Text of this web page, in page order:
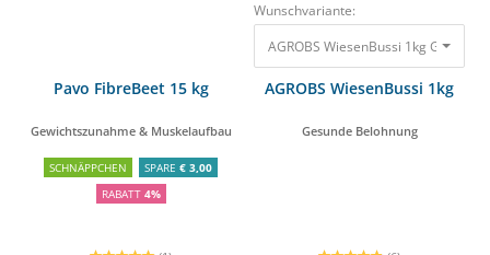
Pavo FibreBeet 15 kg
Gewichtszunahme & Muskelaufbau
SCHNÄPPCHEN SPARE € 3,00
RABATT 4%
Wunschvariante:
AGROBS WiesenBussi 1kg
AGROBS WiesenBussi 1kg
Gesunde Belohnung